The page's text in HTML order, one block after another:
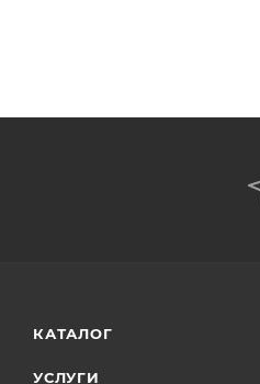
КАТАЛОГ
УСЛУГИ